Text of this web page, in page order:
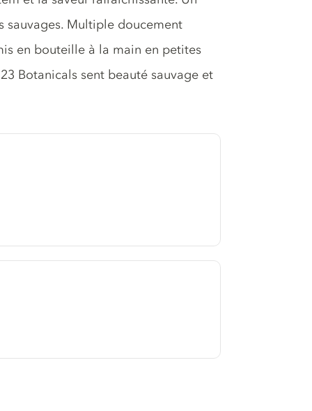
sauvages. Multiple doucement
en bouteille à la main en petites
Botanicals sent beauté sauvage et